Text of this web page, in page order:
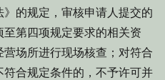
》的规定，审核申请人提交的
第四项规定要求的相关资
场所进行现场核查；对符合
合规定条件的，不予许可并